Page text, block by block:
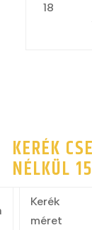
18
KERÉK
NÉLKÜL
Kerék
méret